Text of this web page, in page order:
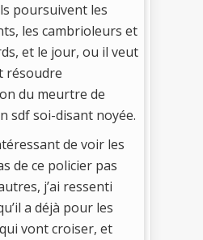
poursuivent les
les cambrioleurs et
et le jour, ou il veut
résoudre
du meurtre de
sdf soi-disant noyée.
de voir les
de ce policier pas
j’ai ressenti
a déjà pour les
vont croiser, et